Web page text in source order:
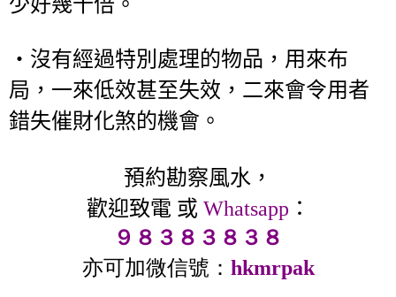
‧沒有經過特別處理的物品，用來布
局，一來低效甚至失效，二來會令用者
錯失催財化煞的機會。
預約勘察風水，
歡迎致電 或 Whatsapp ：
９８３８３８３８
亦可加微信號： hkmrpak